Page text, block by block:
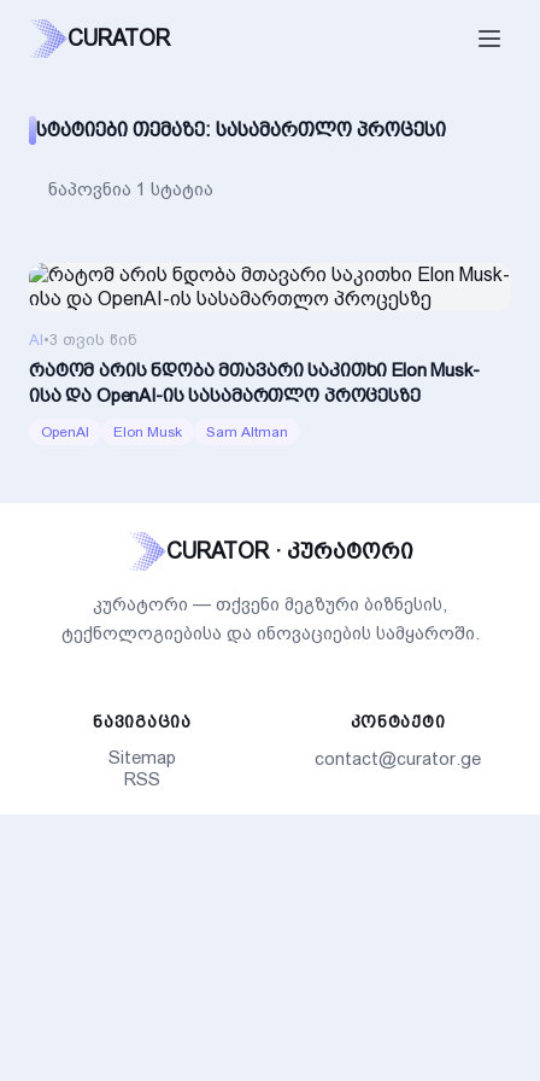
CURATOR
ᲡᲢᲐᲢᲘᲔᲑᲘ ᲗᲔᲛᲐᲖᲔ: ᲡᲐᲡᲐᲛᲐᲠᲗᲚᲝ ᲞᲠᲝᲪᲔᲡᲘ
ნაპოვნია 1 სტატია
AI•3 თვის წინ
რატომ არის ნდობა მთავარი საკითხი Elon Musk-
ისა და OpenAI-ის სასამართლო პროცესზე
OpenAI Elon Musk Sam Altman
CURATOR · კურატორი
კურატორი — თქვენი მეგზური ბიზნესის,
ტექნოლოგიებისა და ინოვაციების სამყაროში.
ᲜᲐᲕᲘᲒᲐᲪᲘᲐ
Sitemap
RSS
ᲙᲝᲜᲢᲐᲥᲢᲘ
contact@curator.ge